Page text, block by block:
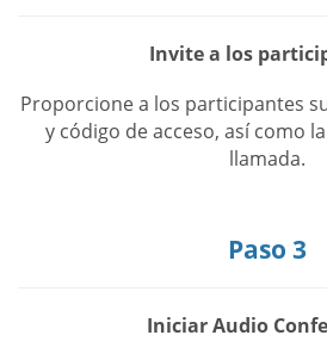
Invite a los
Proporcione a los participantes
y código de acceso, así como
llamada.
Paso 3
Iniciar Audio